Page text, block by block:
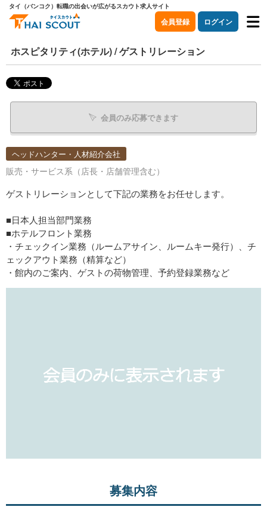
タイ（バンコク）転職の出会いが広がるスカウト求人サイト
会員登録 ログイン
ホスピタリティ(ホテル) / ゲストリレーション
会員のみ応募できます
ヘッドハンター・人材紹介会社
販売・サービス系（店長・店舗管理含む）
ゲストリレーションとして下記の業務をお任せします。
■日本人担当部門業務
■ホテルフロント業務
・チェックイン業務（ルームアサイン、ルームキー発行）、チ
ェックアウト業務（精算など）
・館内のご案内、ゲストの荷物管理、予約登録業務など
募集内容